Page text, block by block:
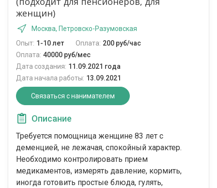
женщин)
Москва, Петровско-Разумовская
Опыт: 1-10 лет Оплата: 200 руб/час
Оплата: 40000 руб/мес
Дата создания: 11.09.2021 года
Дата начала работы: 13.09.2021
Связаться с нанимателем
Описание
Требуется помощница женщине 83 лет с
деменцией, не лежачая, спокойный характер.
Необходимо контролировать прием
медикаментов, измерять давление, кормить,
иногда готовить простые блюда, гулять,